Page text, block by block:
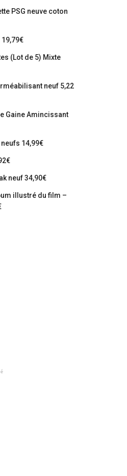
PSG neuve coton
(Lot de 5) Mixte
neuf 5,22
Gaine Amincissant
14,99€
neuf 34,90€
illustré du film –